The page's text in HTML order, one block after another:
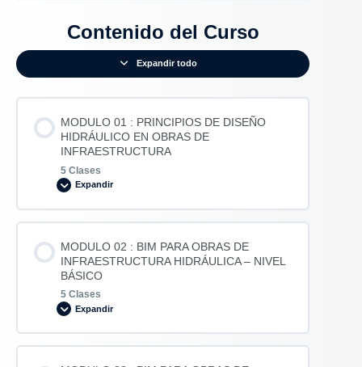
Contenido del Curso
Expandir todo
MODULO 01 : PRINCIPIOS DE DISEÑO
HIDRÁULICO EN OBRAS DE
INFRAESTRUCTURA
5 Clases
Expandir
0% COMPLETADO 0/5 pasos
Tema 1: Fundamentos y normativas para el
diseño de obras hidráulicas
MODULO 02 : BIM PARA OBRAS DE
INFRAESTRUCTURA HIDRÁULICA – NIVEL
BÁSICO
5 Clases
Expandir